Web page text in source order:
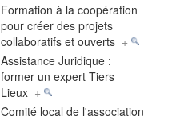
Formation à la coopération
pour créer des projets
collaboratifs et ouverts +
Assistance Juridique :
former un expert Tiers
Lieux +
Comité local de l'association